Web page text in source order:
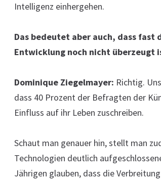
Intelligenz einhergehen.
Das bedeutet aber auch, dass fast
Entwicklung noch nicht überzeugt
Dominique Ziegelmayer: Richtig.
dass 40 Prozent der Befragten der
Einfluss auf ihr Leben zuschreiben.
Schaut man genauer hin, stellt man
Technologien deutlich
Jährigen glauben, dass die